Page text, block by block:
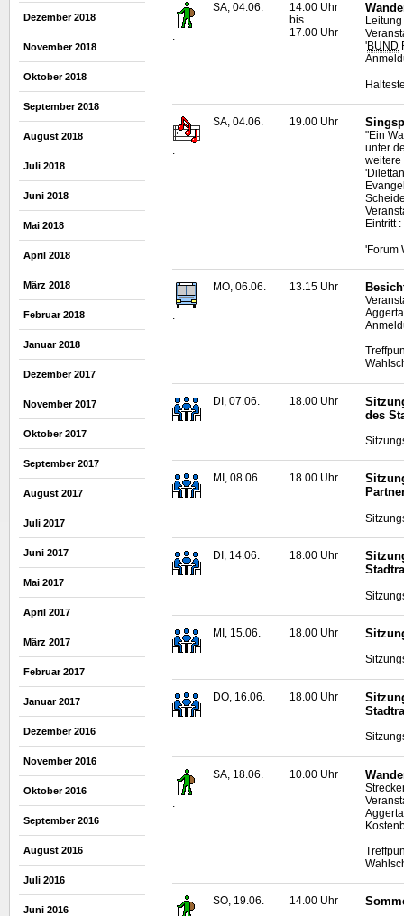
Dezember 2018
November 2018
Oktober 2018
September 2018
August 2018
Juli 2018
Juni 2018
Mai 2018
April 2018
März 2018
Februar 2018
Januar 2018
Dezember 2017
November 2017
Oktober 2017
September 2017
August 2017
Juli 2017
Juni 2017
Mai 2017
April 2017
März 2017
Februar 2017
Januar 2017
Dezember 2016
November 2016
Oktober 2016
September 2016
August 2016
Juli 2016
Juni 2016
.
SA, 04.06.
14.00 Uhr
bis
17.00 Uhr
'BUND
.
SA, 04.06. 19.00 Uhr
"Ein
unter
weitere
Eintritt
'Forum
.
MO, 06.06. 13.15 Uhr
DI, 07.06. 18.00 Uhr
des
MI, 08.06. 18.00 Uhr
DI, 14.06. 18.00 Uhr
MI, 15.06. 18.00 Uhr
DO, 16.06. 18.00 Uhr
SA, 18.06. 10.00 Uhr
SO, 19.06. 14.00 Uhr